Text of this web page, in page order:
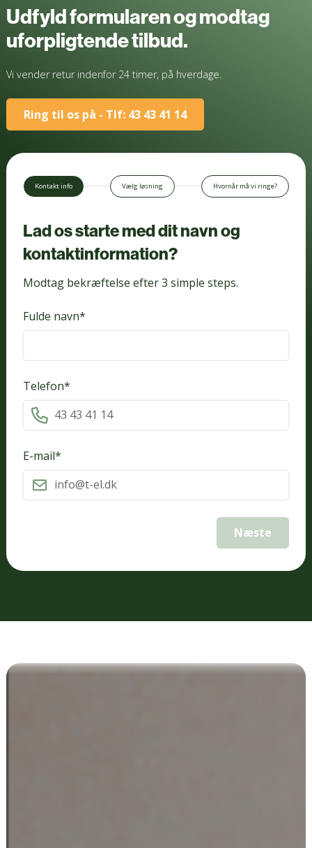
Udfyld formularen og modtag
uforpligtende tilbud.
Vi vender retur indenfor 24 timer, på hverdage.
Ring til os på - Tlf: 43 43 41 14
Kontakt info Vælg løsning Hvornår må vi ringe?
Lad os starte med dit navn og
kontaktinformation?
Modtag bekræftelse efter 3 simple steps.
Fulde navn*
Telefon*
E-mail*
Næste